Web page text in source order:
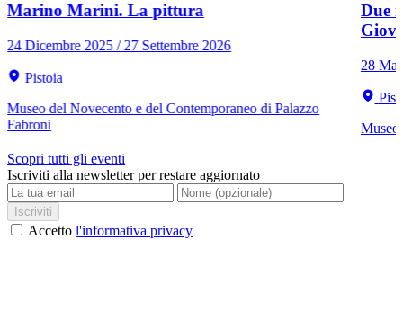
Marino Marini. La pittura
24 Dicembre 2025 / 27 Settembre 2026
Pistoia
Museo del Novecento e del Contemporaneo di Palazzo
Fabroni
Due
28
Museo
Scopri tutti gli eventi
Iscriviti alla newsletter per restare aggiornato
Iscriviti
Accetto l'informativa privacy